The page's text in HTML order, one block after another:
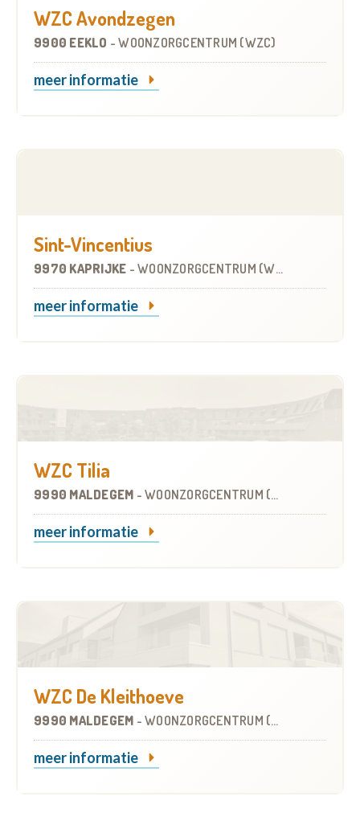
WZC Avondzegen
9900 EEKLO -WOONZORGCENTRUM (WZC)
meer informatie
Sint-Vincentius
9970 KAPRIJKE - WOONZORGCENTRUM (WZC)
meer informatie
WZC Tilia
9990 MALDEGEM - WOONZORGCENTRUM (WZC)
meer informatie
WZC De Kleithoeve
9990 MALDEGEM - WOONZORGCENTRUM (WZC)
meer informatie